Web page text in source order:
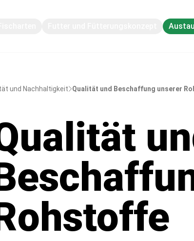
und Nachhaltigkeit Qualität und Beschaffung unserer